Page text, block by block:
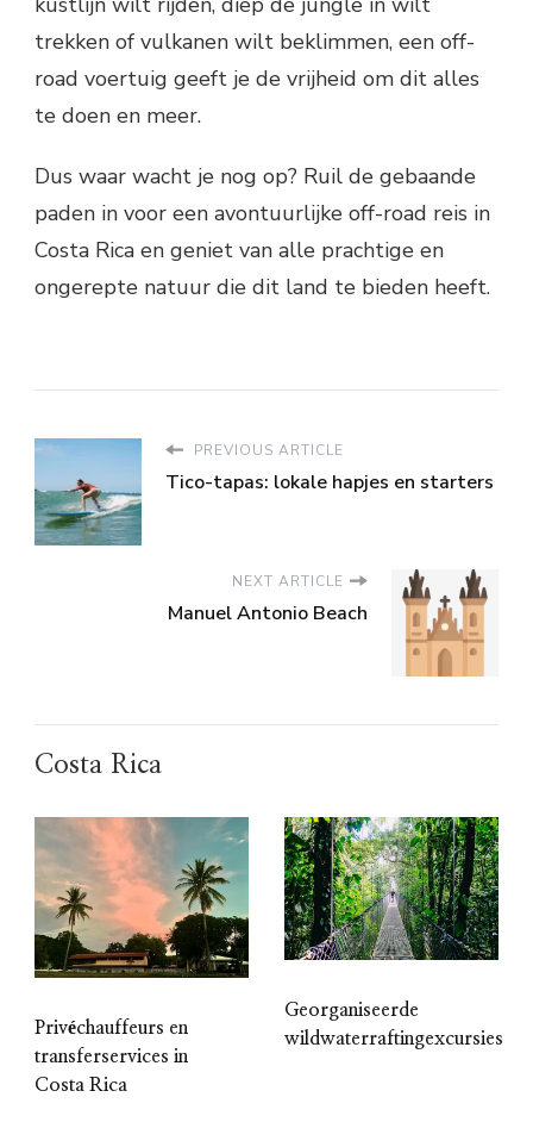
trekken of vulkanen wilt beklimmen, een off-
road voertuig geeft je de vrijheid om dit alles
te doen en meer.
Dus waar wacht je nog op? Ruil de gebaande
paden in voor een avontuurlijke off-road reis in
Costa Rica en geniet van alle prachtige en
ongerepte natuur die dit land te bieden heeft.
PREVIOUS ARTICLE
Tico-tapas: lokale hapjes en starters
NEXT ARTICLE
Manuel Antonio Beach
Costa Rica
Privéchauffeurs en
transferservices in
Costa Rica
Georganiseerde
wildwaterraftingexcursies